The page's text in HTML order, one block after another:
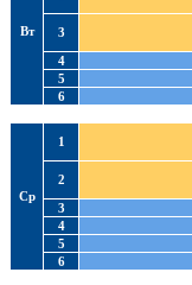
Вт
3
4
5
6
Ср
1
2
3
4
5
6